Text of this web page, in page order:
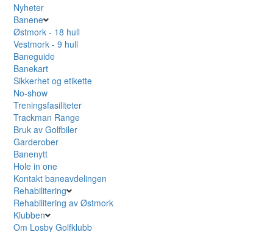
Nyheter
Banene
Østmork - 18 hull
Vestmork - 9 hull
Baneguide
Banekart
Sikkerhet og etikette
No-show
Treningsfasiliteter
Trackman Range
Bruk av Golfbiler
Garderober
Banenytt
Hole in one
Kontakt baneavdelingen
Rehabilitering
Rehabilitering av Østmork
Klubben
Om Losby Golfklubb